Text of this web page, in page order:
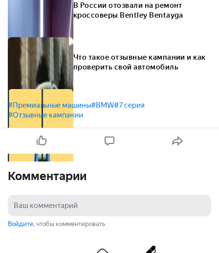
В России отозвали на ремонт
кроссоверы Bentley Bentayga
Что такое отзывные кампании и как
проверить свой автомобиль
#Премиальные машины#BMW#7 серия
#Отзывные кампании
Комментарии
Войдите, чтобы комментировать